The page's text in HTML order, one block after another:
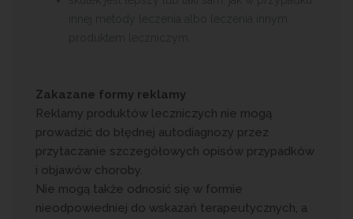
Zakazane formy reklamy
Reklamy produktów leczniczych nie mogą
prowadzić do błędnej autodiagnozy przez
przytaczanie szczegółowych opisów przypadków
i objawów choroby.
Nie mogą także odnosić się w formie
nieodpowiedniej do wskazań terapeutycznych, a